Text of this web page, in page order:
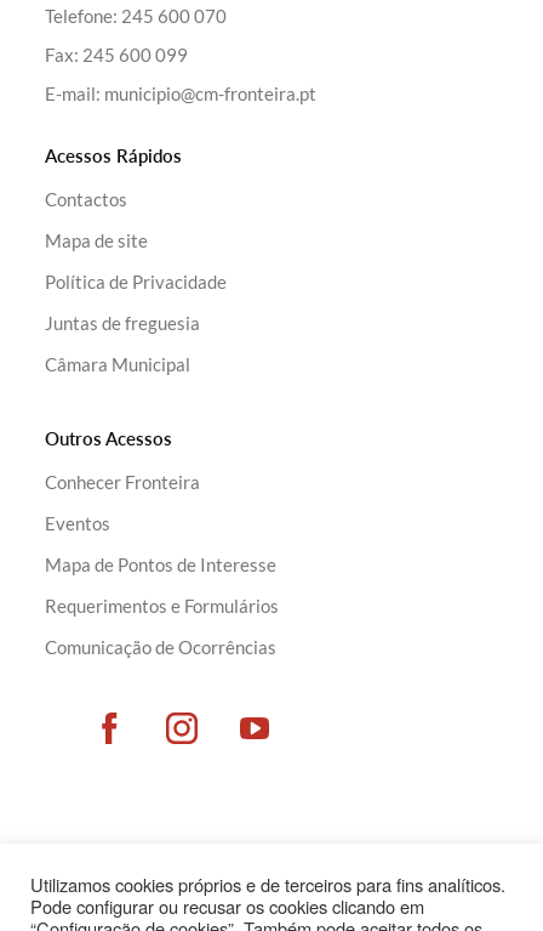
Telefone: 245 600 070
Fax: 245 600 099
E-mail: municipio@cm-fronteira.pt
Acessos Rápidos
Contactos
Mapa de site
Política de Privacidade
Juntas de freguesia
Câmara Municipal
Outros Acessos
Conhecer Fronteira
Eventos
Mapa de Pontos de Interesse
Requerimentos e Formulários
Comunicação de Ocorrências
Utilizamos cookies próprios e de terceiros para fins analíticos.
Pode configurar ou recusar os cookies clicando em